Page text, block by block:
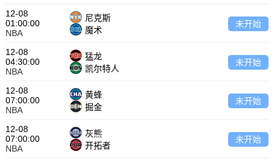
12-08
01:00:00
NBA
尼克斯
魔术
未开始
12-08
04:30:00
NBA
猛龙
凯尔特人
未开始
12-08
07:00:00
NBA
黄蜂
掘金
未开始
12-08
07:00:00
NBA
灰熊
开拓者
未开始